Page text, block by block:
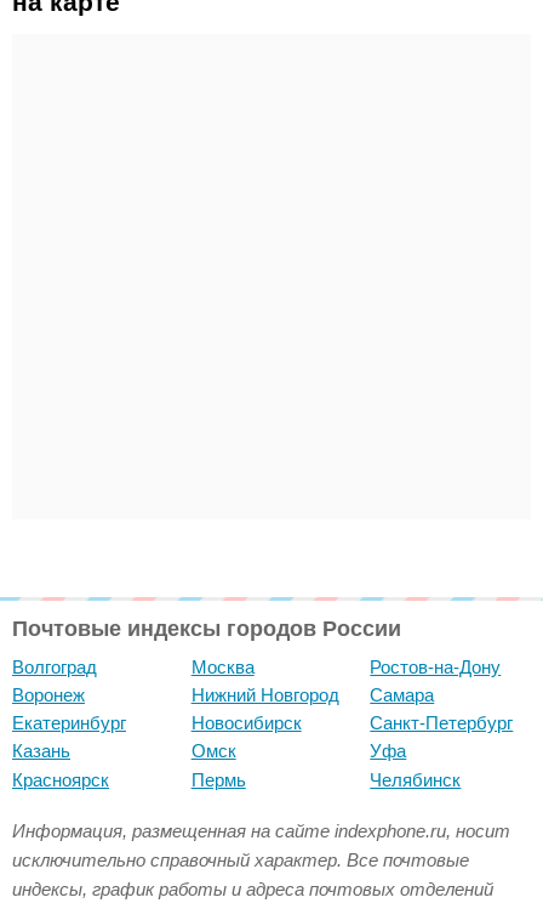
Почтовые индексы городов России
Волгоград
Воронеж
Екатеринбург
Казань
Красноярск
Москва
Нижний Новгород
Новосибирск
Омск
Пермь
Ростов-на-Дону
Самара
Санкт-Петербург
Уфа
Челябинск
Информация, размещенная на сайте indexphone.ru, носит
исключительно справочный характер. Все почтовые
индексы, график работы и адреса почтовых отделений